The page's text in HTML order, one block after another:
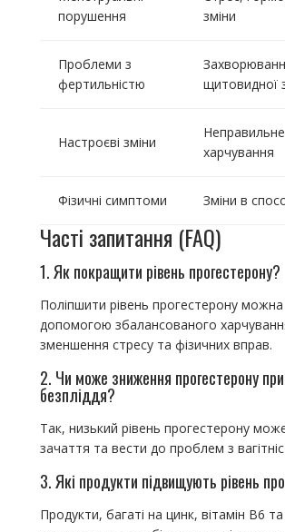
порушення
зміни
Проблеми з
фертильністю
щитовидної
Настроєві зміни
Неправильне
харчування
Фізичні симптоми Зміни в
Часті запитання (FAQ)
1. Як покращити рівень прогестерону?
Поліпшити рівень прогестерону можна
допомогою збалансованого
зменшення стресу та фізичних вправ.
2. Чи може зниження прогестерону
безпліддя?
Так, низький рівень прогестерону
зачаття та вести до проблем з
3. Які продукти підвищують рівень
Продукти, багаті на цинк, вітамін B6 та